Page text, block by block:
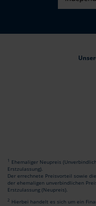
1 Ehemaliger Neupreis
Erstzulassung).
Der errechnete Preisvorteil sowie
der ehemaligen unverbindlichen
Erstzulassung (Neupreis).
2 Hierbei handelt es sich um ein